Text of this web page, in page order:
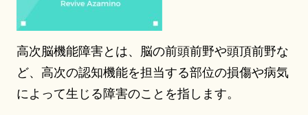
高次脳機能障害とは、脳の前頭前野や頭頂前野な
ど、高次の認知機能を担当する部位の損傷や病気
によって生じる障害のことを指します。